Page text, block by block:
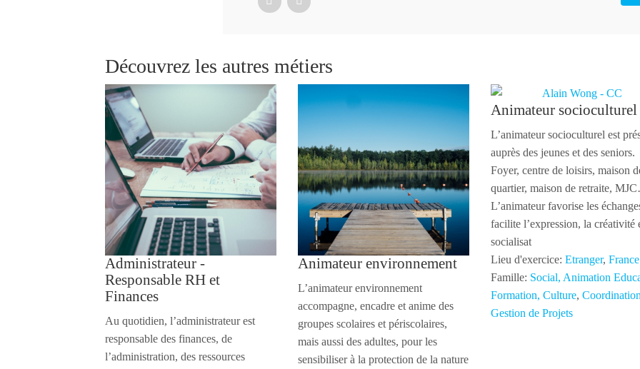
Découvrez les autres métiers
Administrateur -
Responsable RH et
Finances
Au quotidien, l’administrateur est
responsable des finances, de
l’administration, des ressources
Animateur environnement
L’animateur environnement
accompagne, encadre et anime des
groupes scolaires et périscolaires,
mais aussi des adultes, pour les
sensibiliser à la protection de la nature
Animateur socioculturel
L’animateur socioculturel est
auprès des jeunes et des seniors.
Foyer, centre de loisirs, maison
quartier, maison de retraite,
L’animateur favorise les
facilite l’expression, la créativité
socialisat
Lieu d'exercice: Etranger, France
Famille: Social, Animation
Formation, Culture,
Gestion de Projets